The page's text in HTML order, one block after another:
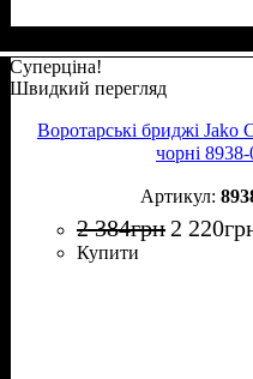
Суперціна!
Швидкий перегляд
Воротарські бриджі
чорні
2 384грн 2 220
Купити